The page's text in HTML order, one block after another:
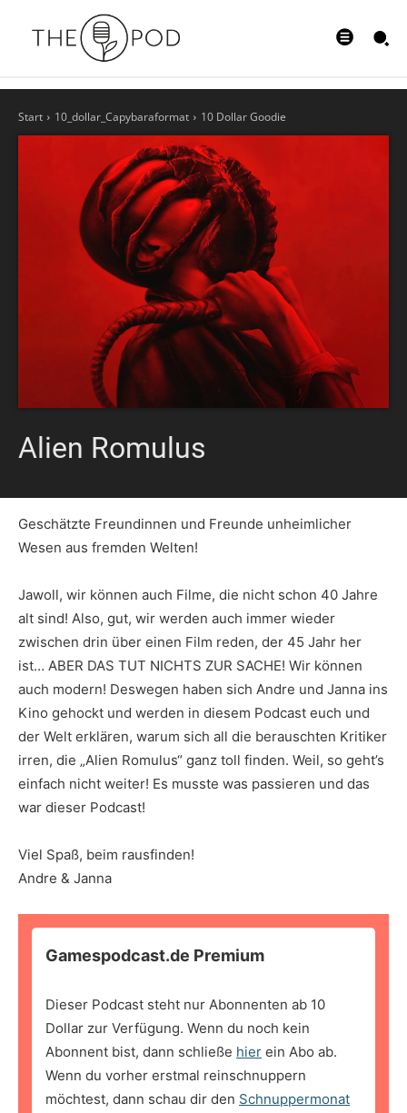
Start 10_dollar_Capybaraformat 10 Dollar Goodie
Alien Romulus
Geschätzte Freundinnen und Freunde unheimlicher
Wesen aus fremden Welten!
Jawoll, wir können auch Filme, die nicht schon 40 Jahre
alt sind! Also, gut, wir werden auch immer wieder
zwischen drin über einen Film reden, der 45 Jahr her
ist… ABER DAS TUT NICHTS ZUR SACHE! Wir können
auch modern! Deswegen haben sich Andre und Janna ins
Kino gehockt und werden in diesem Podcast euch und
der Welt erklären, warum sich all die berauschten Kritiker
irren, die „Alien Romulus“ ganz toll finden. Weil, so geht’s
einfach nicht weiter! Es musste was passieren und das
war dieser Podcast!
Viel Spaß, beim rausfinden!
Andre & Janna
Gamespodcast.de Premium
Dieser Podcast steht nur Abonnenten ab 10
Dollar zur Verfügung. Wenn du noch kein
Abonnent bist, dann schließe hier ein Abo ab.
Wenn du vorher erstmal reinschnuppern
möchtest, dann schau dir den Schnuppermonat